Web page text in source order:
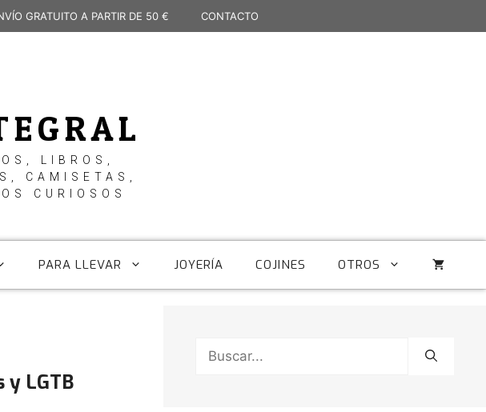
GRATUITO A PARTIR DE 50 € CONTACTO
LIBROS,
CAMISETAS,
CURIOSOS
PARA LLEVAR JOYERÍA COJINES OTROS
y LGTB
Buscar: